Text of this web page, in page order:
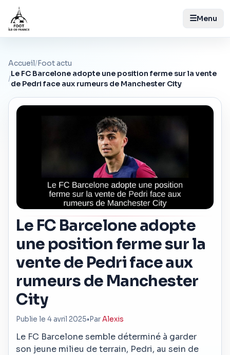
☰Menu
Accueil/Foot actu
/
Le FC Barcelone adopte une position ferme sur la vente
de Pedri face aux rumeurs de Manchester City
Le FC Barcelone adopte
une position ferme sur la
vente de Pedri face aux
rumeurs de Manchester
City
Publie le 4 avril 2025• ParAlexis
Le FC Barcelone semble déterminé à garder
son jeune milieu de terrain, Pedri, au sein de